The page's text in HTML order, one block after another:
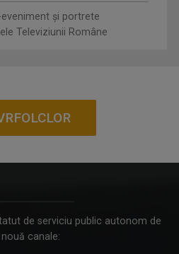
și portrete
Televiziunii Române
de serviciu public autonom de
canale: